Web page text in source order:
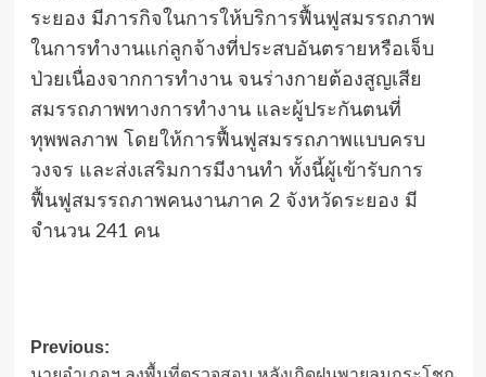
ระยอง มีภารกิจในการให้บริการฟื้นฟูสมรรถภาพ
ในการทำงานแก่ลูกจ้างที่ประสบอันตรายหรือเจ็บ
ป่วยเนื่องจากการทำงาน จนร่างกายต้องสูญเสีย
สมรรถภาพทางการทำงาน และผู้ประกันตนที่
ทุพพลภาพ โดยให้การฟื้นฟูสมรรถภาพแบบครบ
วงจร และส่งเสริมการมีงานทำ ทั้งนี้ผู้เข้ารับการ
ฟื้นฟูสมรรถภาพคนงานภาค 2 จังหวัดระยอง มี
จำนวน 241 คน
Post
Previous: